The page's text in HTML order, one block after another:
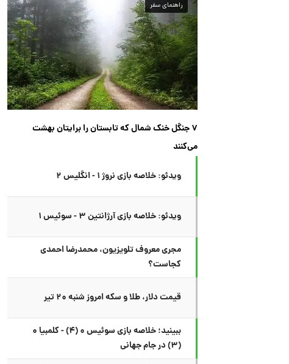
راهنمای سفر
۷ جنگل خنک شمال که تابستان را برایتان بهشت
می‌کنند
ویدئو: خلاصه بازی نروژ ۱ - انگلیس ۲
ویدئو: خلاصه بازی آرژانتین ۳ - سوئیس ۱
مجری معروف تلویزیون، محمدرضا احمدی
کجاست؟
قیمت دلار، طلا و سکه امروز شنبه ۲۰ تیر
ببینید؛ خلاصه بازی سوئیس ۰ (۴) - کلمبیا ۰
(۳) در جام جهانی